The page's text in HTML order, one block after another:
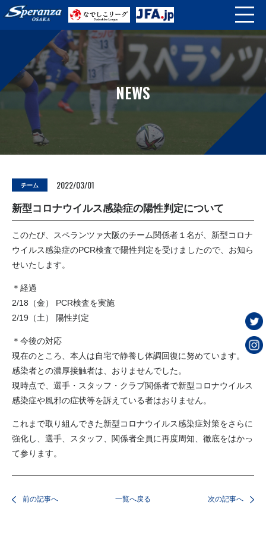
NEWS
チーム 2022/03/01
新型コロナウイルス感染症の陽性判定について
このたび、スペランツァ大阪のチーム関係者１名が、新型コロナ
ウイルス感染症のPCR検査で陽性判定を受けましたので、お知ら
せいたします。
＊経過
2/18（金） PCR検査を実施
2/19（土） 陽性判定
＊今後の対応
現在のところ、本人は自宅で静養し体調回復に努めています。
感染者との濃厚接触者は、おりませんでした。
現時点で、選手・スタッフ・クラブ関係者で新型コロナウイルス
感染症や風邪の症状等を訴えている者はおりません。
これまで取り組んできた新型コロナウイルス感染症対策をさらに
強化し、選手、スタッフ、関係者全員に再度周知、徹底をはかっ
て参ります。
前の記事へ 一覧へ戻る 次の記事へ